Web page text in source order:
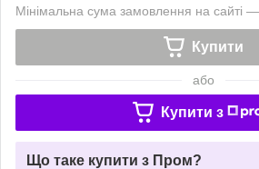
Мінімальна сума замовлення на сайті
Купити
або
Купити з
Що таке купити з Пром?